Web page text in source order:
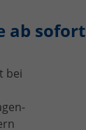
ab sofort
bei